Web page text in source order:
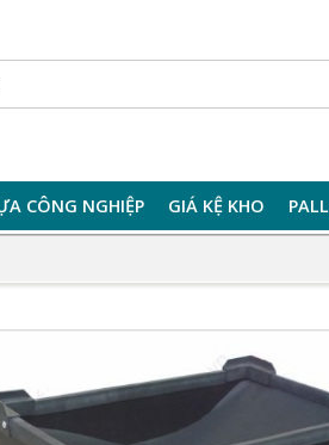
CÔNG NGHIỆP GIÁ KỆ KHO